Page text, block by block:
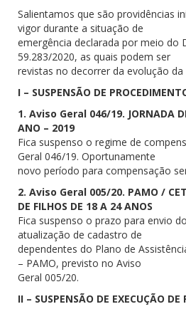
Salientamos que são providências
vigor durante a situação de
emergência declarada por meio do
59.283/2020, as quais podem ser
revistas no decorrer da evolução da
I – SUSPENSÃO DE
1. Aviso Geral 046/19. JORNADA
ANO – 2019
Fica suspenso o regime de
Geral 046/19. Oportunamente
novo período para compensação
2. Aviso Geral 005/20. PAMO /
DE FILHOS DE 18 A 24 ANOS
Fica suspenso o prazo para envio
atualização de cadastro de
dependentes do Plano de
– PAMO, previsto no Aviso
Geral 005/20.
II – SUSPENSÃO DE EXECUÇÃO DE